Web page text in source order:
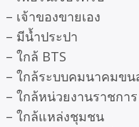
– เจ้าของขายเอง
– มีน้ำประปา
– ใกล้ BTS
– ใกล้ระบบคมนาคมขน
– ใกล้หน่วยงานราชการ
– ใกล้แหล่งชุมชน